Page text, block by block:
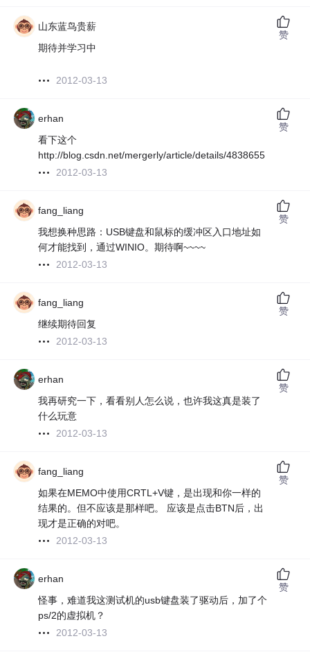
山东蓝鸟贵薪
期待并学习中
2012-03-13
赞
erhan
看下这个
http://blog.csdn.net/mergerly/article/details/4838655
2012-03-13
赞
fang_liang
我想换种思路：USB键盘和鼠标的缓冲区入口地址如
何才能找到，通过WINIO。期待啊~~~~
2012-03-13
赞
fang_liang
继续期待回复
2012-03-13
赞
erhan
我再研究一下，看看别人怎么说，也许我这真是装了
什么玩意
2012-03-13
赞
fang_liang
如果在MEMO中使用CRTL+V键，是出现和你一样的
结果的。但不应该是那样吧。 应该是点击BTN后，出
现才是正确的对吧。
2012-03-13
赞
erhan
怪事，难道我这测试机的usb键盘装了驱动后，加了个
ps/2的虚拟机？
2012-03-13
赞